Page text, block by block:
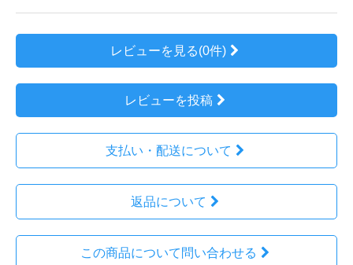
レビューを見る(0件)
レビューを投稿
支払い・配送について
返品について
この商品について問い合わせる